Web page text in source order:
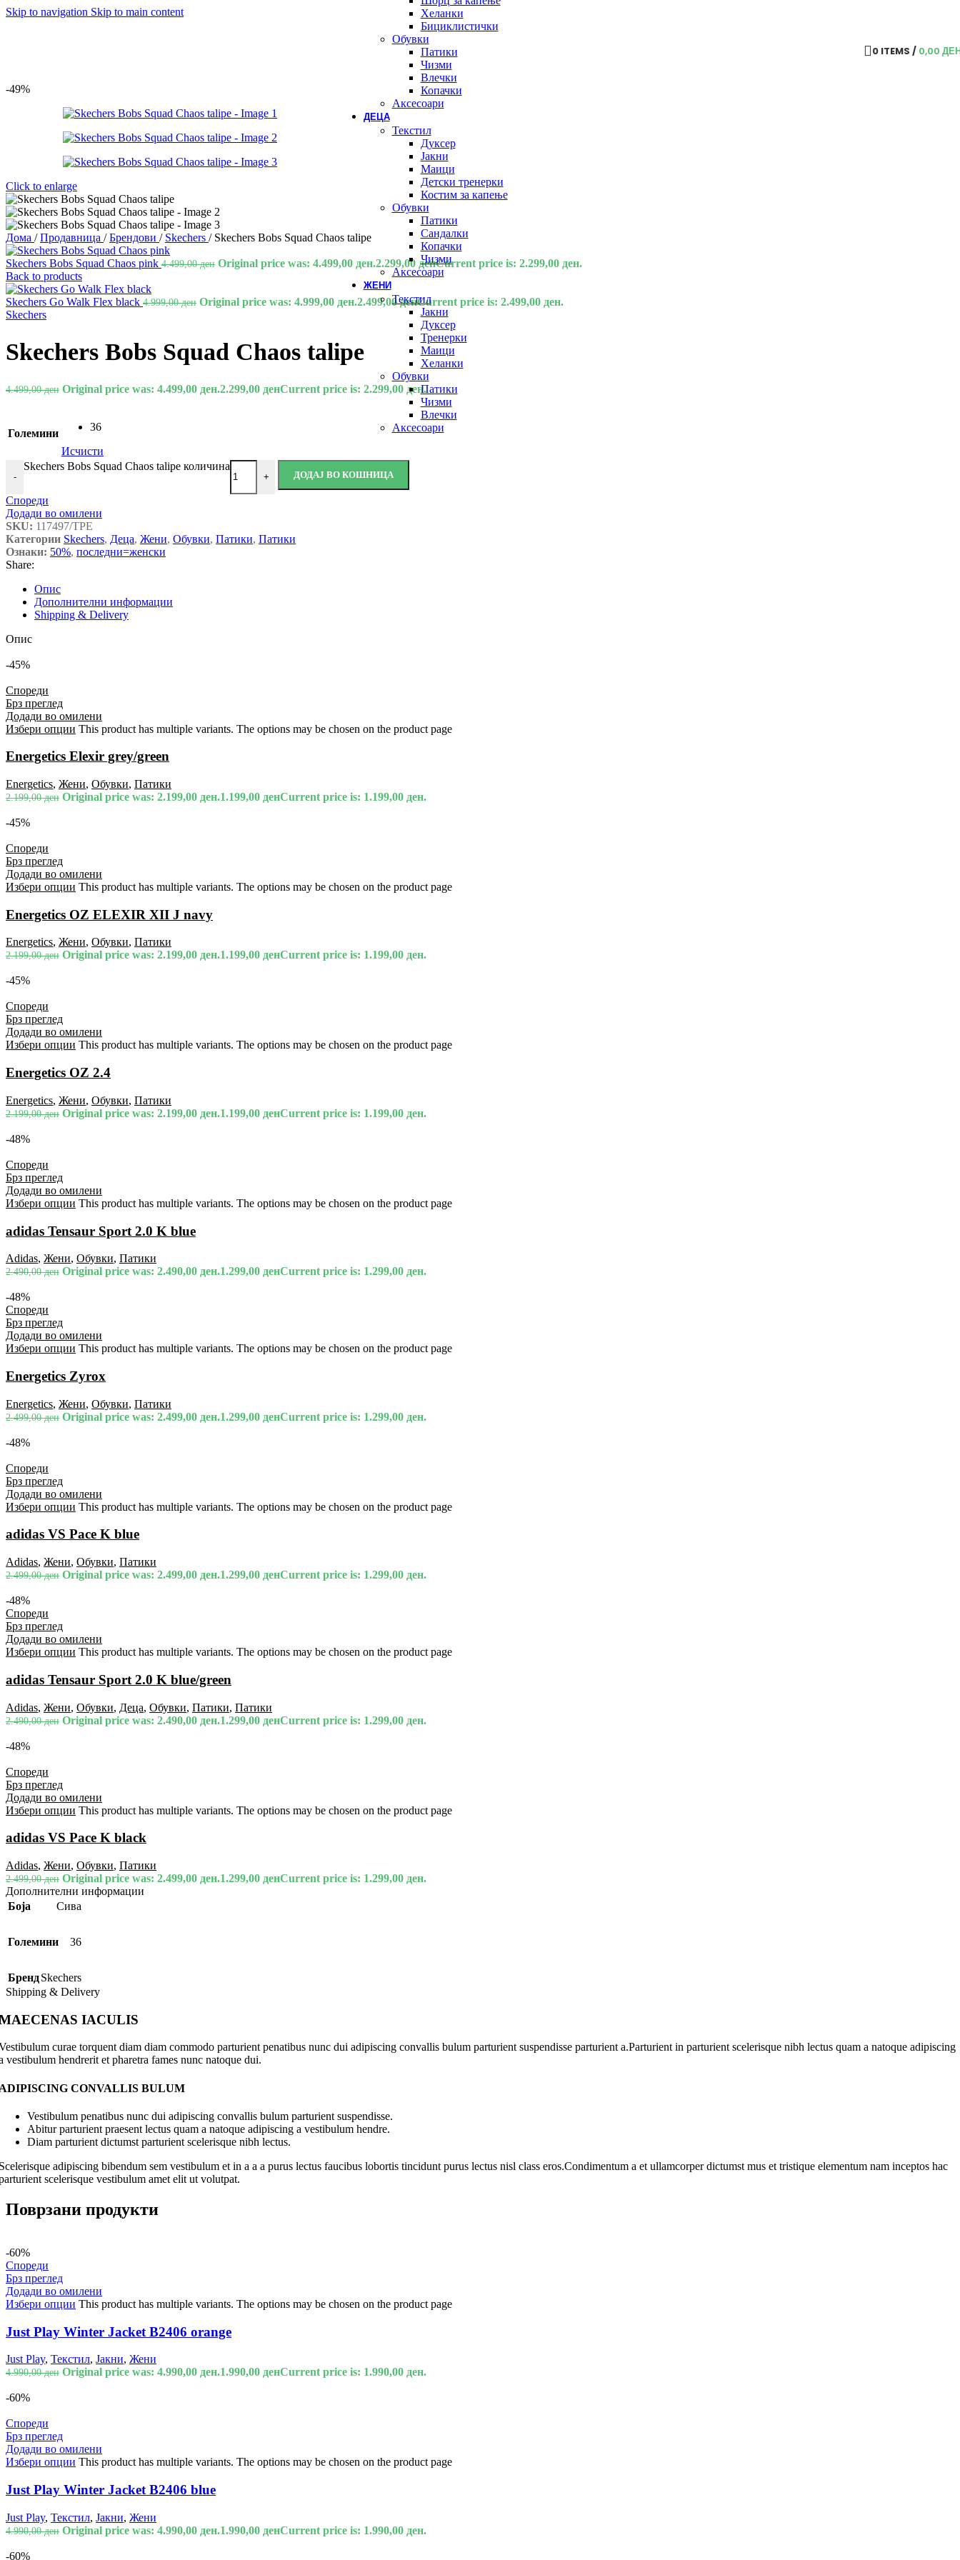
Skip to navigation Skip to main content
Хеланки
Бициклистички
Обувки
Патики
Чизми
Влечки
Копачки
Аксесоари
ДЕЦА
Текстил
Дуксер
Јакни
Маици
Детски тренерки
Костим за капење
Обувки
Патики
Сандалки
Копачки
Чизми
Аксесоари
ЖЕНИ
Текстил
Јакни
Дуксер
Тренерки
Маици
Хеланки
Обувки
Патики
Чизми
Влечки
Аксесоари
0 ITEMS / 0,00
-49%
Click to enlarge
Дома / Продавница / Брендови / Skechers / Skechers Bobs Squad Chaos talipe
Skechers Bobs Squad Chaos pink 4.499,00ден Original price was: 4.499,00 ден.2.299,00 денCurrent price is: 2.299,00 ден.
Back to products
Skechers Go Walk Flex black 4.999,00ден Original price was: 4.999,00 ден.2.499,00денCurrent price is: 2.499,00 ден.
Skechers
Skechers Bobs Squad Chaos talipe
4.499,00ден Original price was: 4.499,00 ден.2.299,00 денCurrent price is: 2.299,00 ден.
Големини
36
Исчисти
-
Skechers Bobs Squad Chaos talipe количина
+ ДОДАЈ ВО КОШНИЦА
Спореди
Додади во омилени
SKU: 117497/TPE
Категории Skechers, Деца, Жени, Обувки, Патики, Патики
Ознаки: 50%, последни=женски
Share:
Опис
Дополнителни информации
Shipping & Delivery
Опис
-45%
Спореди
Брз преглед
Додади во омилени
Избери опции This product has multiple variants. The options may be chosen on the product page
Energetics Elexir grey/green
Energetics, Жени, Обувки, Патики
2.199,00ден Original price was: 2.199,00 ден.1.199,00 денCurrent price is: 1.199,00 ден.
-45%
Спореди
Брз преглед
Додади во омилени
Избери опции This product has multiple variants. The options may be chosen on the product page
Energetics OZ ELEXIR XII J navy
Energetics, Жени, Обувки, Патики
2.199,00ден Original price was: 2.199,00 ден.1.199,00 денCurrent price is: 1.199,00 ден.
-45%
Спореди
Брз преглед
Додади во омилени
Избери опции This product has multiple variants. The options may be chosen on the product page
Energetics OZ 2.4
Energetics, Жени, Обувки, Патики
2.199,00ден Original price was: 2.199,00 ден.1.199,00 денCurrent price is: 1.199,00 ден.
-48%
Спореди
Брз преглед
Додади во омилени
Избери опции This product has multiple variants. The options may be chosen on the product page
adidas Tensaur Sport 2.0 K blue
Adidas, Жени, Обувки, Патики
2.490,00ден Original price was: 2.490,00 ден.1.299,00 денCurrent price is: 1.299,00 ден.
-48%
Спореди
Брз преглед
Додади во омилени
Избери опции This product has multiple variants. The options may be chosen on the product page
Energetics Zyrox
Energetics, Жени, Обувки, Патики
2.499,00ден Original price was: 2.499,00 ден.1.299,00 денCurrent price is: 1.299,00 ден.
-48%
Спореди
Брз преглед
Додади во омилени
Избери опции This product has multiple variants. The options may be chosen on the product page
adidas VS Pace K blue
Adidas, Жени, Обувки, Патики
2.499,00ден Original price was: 2.499,00 ден.1.299,00 денCurrent price is: 1.299,00 ден.
-48%
Спореди
Брз преглед
Додади во омилени
Избери опции This product has multiple variants. The options may be chosen on the product page
adidas Tensaur Sport 2.0 K blue/green
Adidas, Жени, Обувки, Деца, Обувки, Патики, Патики
2.490,00ден Original price was: 2.490,00 ден.1.299,00 денCurrent price is: 1.299,00 ден.
-48%
Спореди
Брз преглед
Додади во омилени
Избери опции This product has multiple variants. The options may be chosen on the product page
adidas VS Pace K black
Adidas, Жени, Обувки, Патики
2.499,00ден Original price was: 2.499,00 ден.1.299,00 денCurrent price is: 1.299,00 ден.
Дополнителни информации
Боја
Сива
Големини 36
БрендSkechers
Shipping & Delivery
IACULIS
curae torquent diam diam commodo parturient penatibus nunc dui adipiscing convallis bulum parturient suspendisse parturient a.Parturient in parturient scelerisque nibh lectus quam a natoque adipiscing
vestibulum hendrerit et pharetra fames nunc natoque dui.
CONVALLIS BULUM
Vestibulum penatibus nunc dui adipiscing convallis bulum parturient suspendisse.
Abitur parturient praesent lectus quam a natoque adipiscing a vestibulum hendre.
Diam parturient dictumst parturient scelerisque nibh lectus.
adipiscing bibendum sem vestibulum et in a a a purus lectus faucibus lobortis tincidunt purus lectus nisl class eros.Condimentum a et ullamcorper dictumst mus et tristique elementum nam inceptos hac
scelerisque vestibulum amet elit ut volutpat.
Поврзани продукти
-60%
Спореди
Брз преглед
Додади во омилени
Избери опции This product has multiple variants. The options may be chosen on the product page
Just Play Winter Jacket B2406 orange
Just Play, Текстил, Јакни, Жени
4.990,00ден Original price was: 4.990,00 ден.1.990,00 денCurrent price is: 1.990,00 ден.
-60%
Спореди
Брз преглед
Додади во омилени
Избери опции This product has multiple variants. The options may be chosen on the product page
Just Play Winter Jacket B2406 blue
Just Play, Текстил, Јакни, Жени
4.990,00ден Original price was: 4.990,00 ден.1.990,00 денCurrent price is: 1.990,00 ден.
-60%